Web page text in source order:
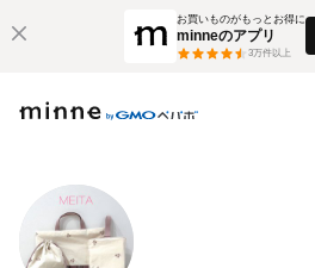
お買いものがもっとお得に
minneのアプリ
3万件以上